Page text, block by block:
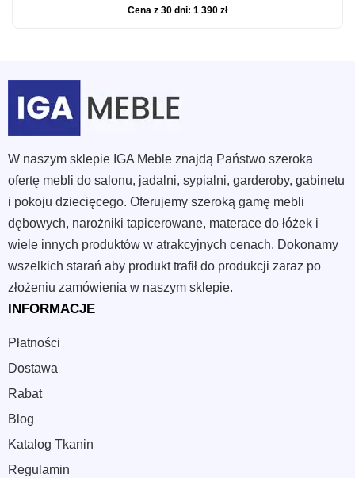
cena
Cena z 30 dni: 1 390 zł
W naszym sklepie IGA Meble znajdą Państwo szeroka
ofertę mebli do salonu, jadalni, sypialni, garderoby, gabinetu
i pokoju dziecięcego. Oferujemy szeroką gamę mebli
dębowych, narożniki tapicerowane, materace do łóżek i
wiele innych produktów w atrakcyjnych cenach. Dokonamy
wszelkich starań aby produkt trafił do produkcji zaraz po
złożeniu zamówienia w naszym sklepie.
INFORMACJE
Płatności
Dostawa
Rabat
Blog
Katalog Tkanin
Regulamin